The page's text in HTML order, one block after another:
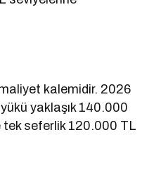
kalemidir. 2026
yaklaşık 140.000
tek seferlik 120.000 TL